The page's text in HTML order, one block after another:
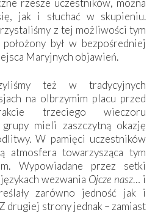
rzesze uczestników, można
jak i słuchać w skupieniu.
z tej możliwości tym
był w bezpośredniej
Maryjnych objawień.
też w tradycyjnych
na olbrzymim placu przed
trzeciego wieczoru
mieli zaszczytną okazję
W pamięci uczestników
atmosfera towarzysząca tym
Wypowiadane przez setki
wezwania Ojcze nasz… i
zarówno jedność jak i
drugiej strony jednak – zamiast